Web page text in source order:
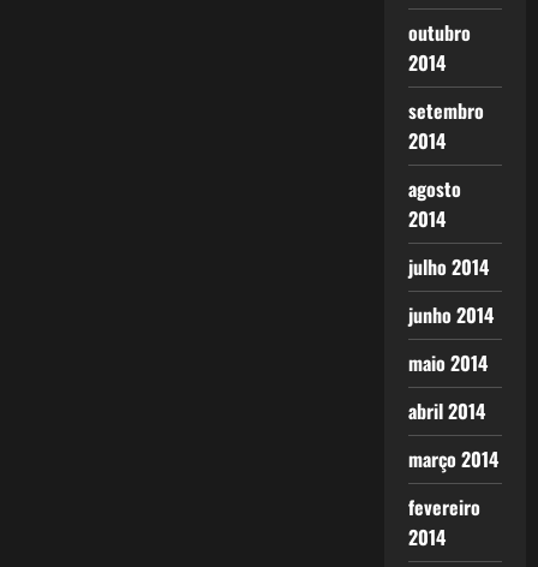
outubro
2014
setembro
2014
agosto
2014
julho 2014
junho 2014
maio 2014
abril 2014
março 2014
fevereiro
2014